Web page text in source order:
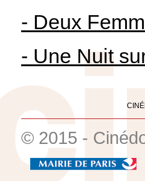
- Deux
- Une Nuit
© 2015 -